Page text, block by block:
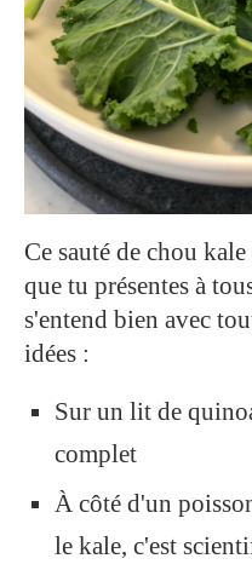
Ce sauté de chou
que tu présentes à
s'entend bien avec
idées :
Sur un lit de
complet
À côté d'un
le kale, c'est